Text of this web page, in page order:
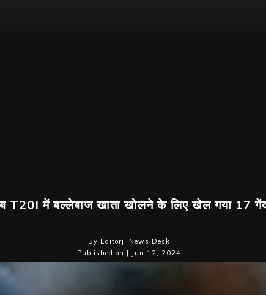
T20I में बल्लेबाज खाता खोलने के लिए खेल गया 17
By Editorji News Desk
Published on | Jun 12, 2024